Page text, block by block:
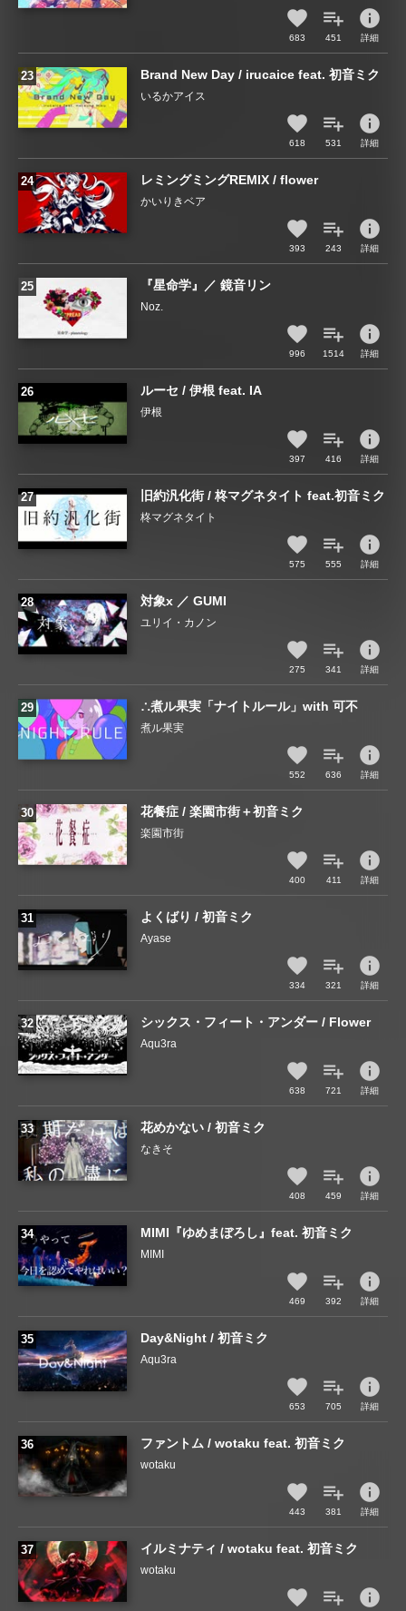
683 451
info
詳細
Brand New Day / irucaice feat. 初音ミク
いるかアイス
618 531
info
詳細
レミングミングREMIX / flower
かいりきベア
393 243
info
詳細
『星命学』／ 鏡音リン
Noz.
996 1514
info
詳細
ルーセ / 伊根 feat. IA
伊根
397 416
info
詳細
旧約汎化街 / 柊マグネタイト feat.初音ミク
柊マグネタイト
575 555
info
詳細
対象x ／ GUMI
ユリイ・カノン
275 341
info
詳細
∴煮ル果実「ナイトルール」with 可不
煮ル果実
552 636
info
詳細
花餐症 / 楽園市街＋初音ミク
楽園市街
400 411
info
詳細
よくばり / 初音ミク
Ayase
334 321
info
詳細
シックス・フィート・アンダー / Flower
Aqu3ra
638 721
info
詳細
花めかない / 初音ミク
なきそ
408 459
info
詳細
MIMI『ゆめまぼろし』feat. 初音ミク
MIMI
469 392
info
詳細
Day&Night / 初音ミク
Aqu3ra
653 705
info
詳細
ファントム / wotaku feat. 初音ミク
wotaku
443 381
info
詳細
イルミナティ / wotaku feat. 初音ミク
wotaku
info